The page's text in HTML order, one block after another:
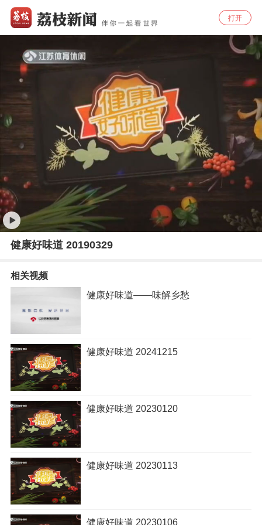
打开
健康好味道 20190329
相关视频
健康好味道——味解乡愁
健康好味道 20241215
健康好味道 20230120
健康好味道 20230113
健康好味道 20230106